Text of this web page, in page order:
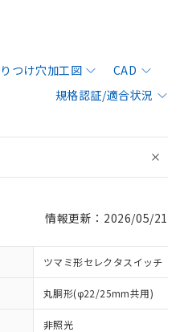
つけ穴加工図
CAD
規格認証/適合状況
情報更新：2026/05/21
ツマミ形セレクタスイッチ
丸胴形(φ22/25mm共用)
非照光